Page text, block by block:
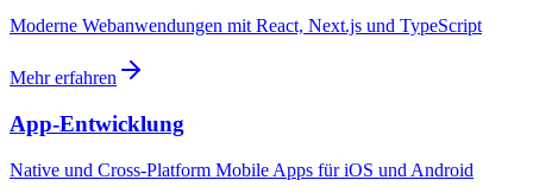
Moderne Webanwendungen mit React, Next.js und TypeScript
Mehr erfahren
App-Entwicklung
Native und Cross-Platform Mobile Apps für iOS und Android